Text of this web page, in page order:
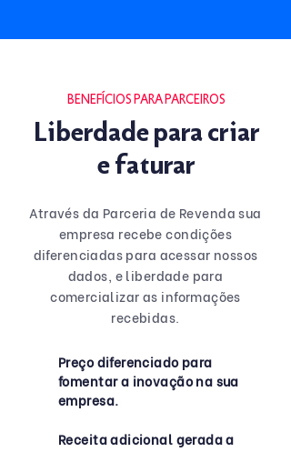
BENEFÍCIOS PARA PARCEIROS
Liberdade para criar
e faturar
Através da Parceria de Revenda sua
empresa recebe condições
diferenciadas para acessar nossos
dados, e liberdade para
comercializar as informações
recebidas.
Preço diferenciado para
fomentar a inovação na sua
empresa.
Receita adicional gerada a